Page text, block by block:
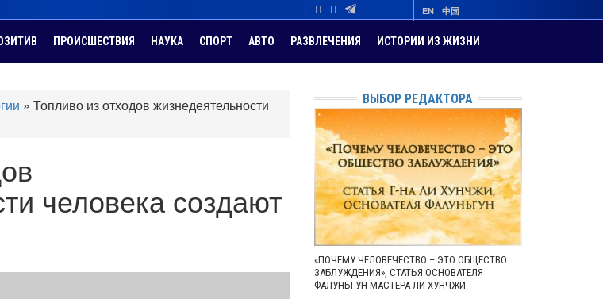
EN 中国
ПРОИСШЕСТВИЯ НАУКА СПОРТ АВТО РАЗВЛЕЧЕНИЯ ИСТОРИИ ИЗ ЖИЗНИ
» Топливо из отходов жизнедеятельности
человека создают
ВЫБОР РЕДАКТОРА
«ПОЧЕМУ ЧЕЛОВЕЧЕСТВО – ЭТО ОБЩЕСТВО
ЗАБЛУЖДЕНИЯ», СТАТЬЯ ОСНОВАТЕЛЯ
ФАЛУНЬГУН МАСТЕРА ЛИ ХУНЧЖИ